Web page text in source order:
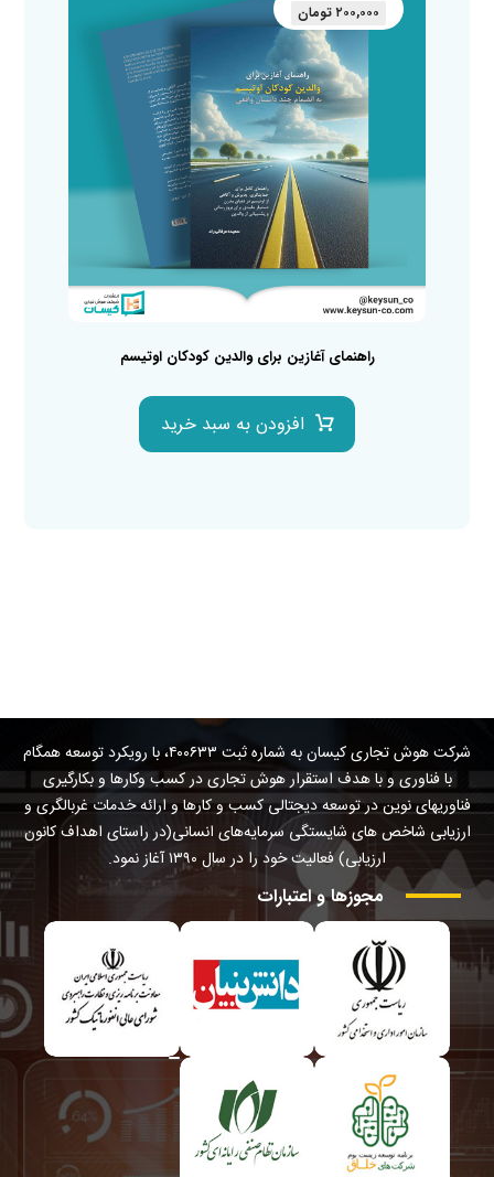
راهنمای آغازین برای والدین کودکان اوتیسم
۲۰۰,۰۰۰ تومان
افزودن به سبد خرید
شرکت هوش تجاری کیسان به شماره ثبت ۴۰۰۶۳۳، با رویکرد توسعه همگام
با فناوری و با هدف استقرار هوش تجاری در کسب وکارها و بکارگیری
فناوریهای نوین در توسعه دیجتالی کسب و کارها و ارائه خدمات غربالگری و
ارزیابی شاخص های شایستگی سرمایه‌های انسانی(در راستای اهداف کانون
ارزیابی) فعالیت خود را در سال ۱۳۹۰ آغاز نمود.
مجوزها و اعتبارات